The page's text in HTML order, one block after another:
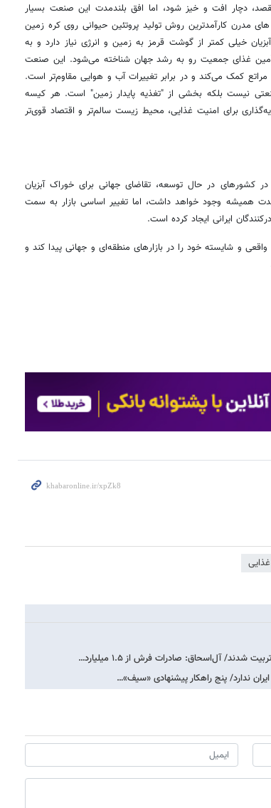
دچار افت و خیز شود، اما افق بلندمدت این صنعت بسیار
های مدرن کارآمدترین روش تولید پروتئین حیوانی روی کره زمین
خیلی کمتر از گوشت قرمز به زمین و انرژی نیاز دارد و به
غذای جمعیت رو به رشد جهان شناخته می‌شود. این صنعت
کمک می‌کند و در برابر تغییرات آب و هوایی مقاوم‌تر است.
نیست بلکه بخشی از "تغذیه پایدار زمین" است. هر کیسه
برای امنیت غذایی، محیط زیست سالم‌تر و اقتصاد قوی‌تر
در حال توسعه، تقاضای جهانی برای خوراک آبزیان
همیشه وجود خواهد داشت، اما تغییر اساسی بازار به سمت
ایرانی ایجاد کرده است.
و شایسته خود را در بازارهای منطقه‌ای و جهانی پیدا کند و
آل‌اسحاق: صادرات فرش از ۱.۵ میلیارد…
ایران ندارد/ پنج راهکار پیشنهادی «سیف»…